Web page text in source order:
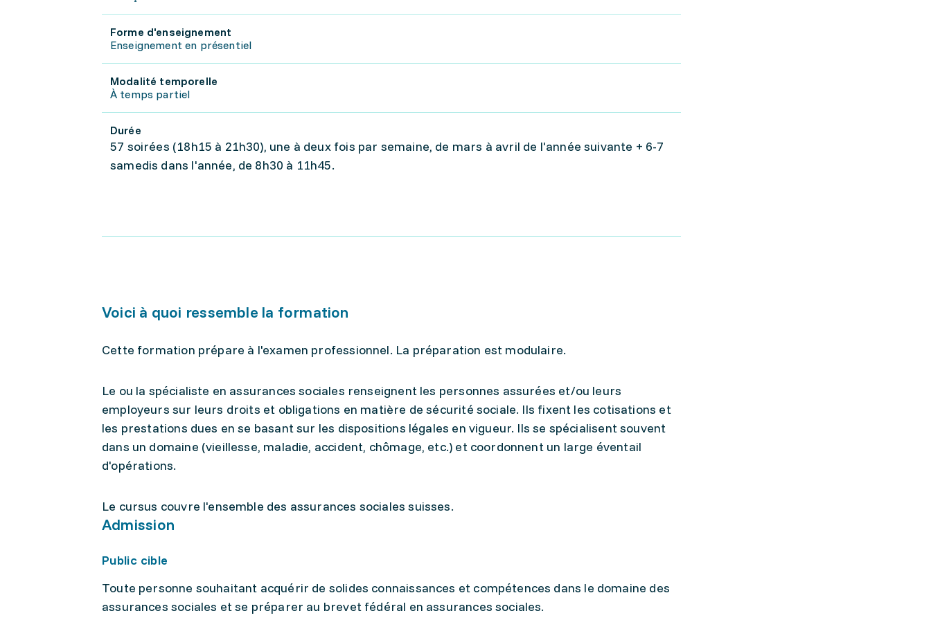
Forme d'enseignement
Enseignement en présentiel
Modalité temporelle
À temps partiel
Durée
57 soirées (18h15 à 21h30), une à deux fois par semaine, de mars à avril de l'année suivante + 6-7
samedis dans l'année, de 8h30 à 11h45.
Voici à quoi ressemble la formation
Cette formation prépare à l'examen professionnel. La préparation est modulaire.
Le ou la spécialiste en assurances sociales renseignent les personnes assurées et/ou leurs
employeurs sur leurs droits et obligations en matière de sécurité sociale. Ils fixent les cotisations et
les prestations dues en se basant sur les dispositions légales en vigueur. Ils se spécialisent souvent
dans un domaine (vieillesse, maladie, accident, chômage, etc.) et coordonnent un large éventail
d'opérations.
Le cursus couvre l'ensemble des assurances sociales suisses.
Admission
Public cible
Toute personne souhaitant acquérir de solides connaissances et compétences dans le domaine des
assurances sociales et se préparer au brevet fédéral en assurances sociales.